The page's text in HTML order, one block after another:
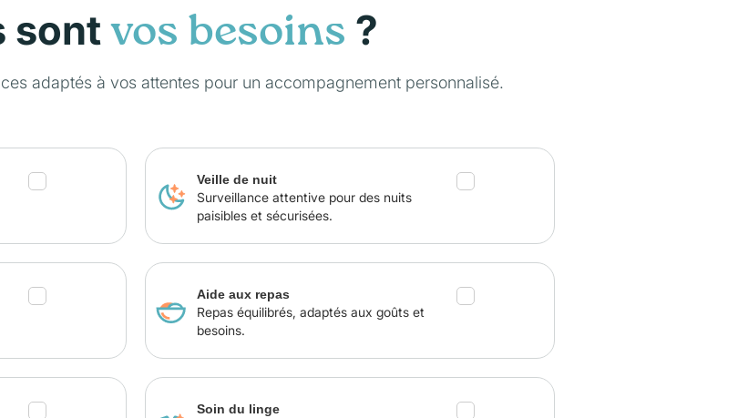
sont vos besoins ?
adaptés à vos attentes pour un accompagnement personnalisé.
Veille de nuit
Surveillance attentive pour des nuits
paisibles et sécurisées.
Aide aux repas
Repas équilibrés, adaptés aux goûts et
besoins.
Soin du linge